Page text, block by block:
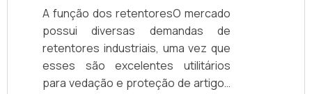
A função dos retentoresO mercado
possui diversas demandas de
retentores industriais, uma vez que
esses são excelentes utilitários
para vedação e proteção de artigos